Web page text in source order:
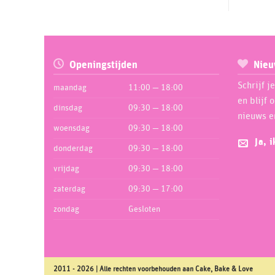
Crisco 1
Culpitt 89
Decocino
Decora
Dekoback
Dekofee
Dekora
Diversen
Dobla
81
Openingstijden
maandag 11:00 — 18:00
dinsdag 09:30 — 18:00
woensdag 09:30 — 18:00
donderdag 09:30 — 18:00
vrijdag 09:30 — 18:00
zaterdag 09:30 — 17:00
zondag Gesloten
Schrijf
en blijf
nieuws
Ja,
2011 - 2026 | Alle rechten voorbehouden aan Cake, Bake & Love